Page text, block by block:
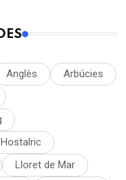
Anglès
Arbúcies
Hostalric
Lloret de Mar